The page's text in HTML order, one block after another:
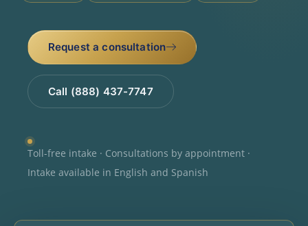
Request a consultation
Call (888) 437-7747
Toll-free intake · Consultations by appointment ·
Intake available in English and Spanish